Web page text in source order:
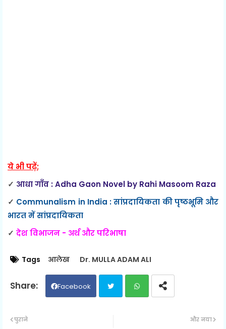
ये भी पढ़ें;
✓ आधा गाँव : Adha Gaon Novel by Rahi Masoom Raza
✓ Communalism in India : सांप्रदायिकता की पृष्ठभूमि और
भारत में सांप्रदायिकता
✓ देश विभाजन - अर्थ और परिभाषा
Tags आलेख Dr. MULLA ADAM ALI
Facebook
और नया
पुराने